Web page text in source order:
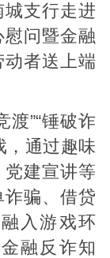
支行走进
问暨金融
者送上端
渡”“锤破诈
，通过趣味
党建宣讲等
骗、借贷
入游戏环
融反诈知